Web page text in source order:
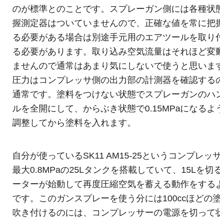
のが標準とのことです。スプレーガン側には各種状
握測定器はついていませんので、正確な値を常に把
る必要がある場合は別途手元用のエアツールを取り
る必要があります。取り込み空気流量はそれほど変
ませんので通常はあまり気にしないで使うと思いま
圧力はコンプレッサ側の出力部の計測器を確認する
通常です。塗料をつけない状態でスプレーガンのハ
ルを全開にして、からぶき状態で0.15MPaになるよ
調整してから塗料を入れます。
自分が使っているSK11 AM15-25というコンプレッ
最大0.8MPaの25Lタンクを搭載していて、15Lを切
ーターが始動して再度圧縮空気を蓄える動作をする
です。このガンスプレーを使う分には100ccほどの
吹き付けるのには、コンプレッサーの電源を切って